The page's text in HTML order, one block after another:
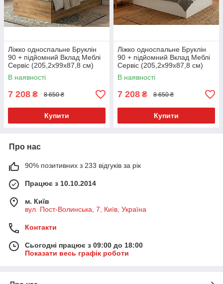
Ліжко односпальне Бруклін
90 + підйомний Вклад Меблі
Сервіс (205,2х99х87,8 см)
Дуб крафт золотий
В наявності
7 208 ₴ 8 650 ₴
Купити
Ліжко односпальне Бруклін
90 + підйомний Вклад Меблі
Сервіс (205,2х99х87,8 см)
Білий
В наявності
7 208 ₴ 8 650 ₴
Купити
Про нас
90% позитивних з 233 відгуків за рік
Працює з 10.10.2014
м. Київ
вул. Пост-Волинська, 7, Київ, Україна
Контакти
Сьогодні працює з 09:00 до 18:00
Показати весь графік роботи